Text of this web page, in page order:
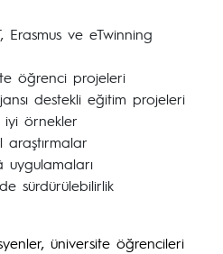
Erasmus ve eTwinning
öğrenci projeleri
destekli eğitim projeleri
örnekler
araştırmalar
sürdürülebilirlik
üniversite öğrencileri